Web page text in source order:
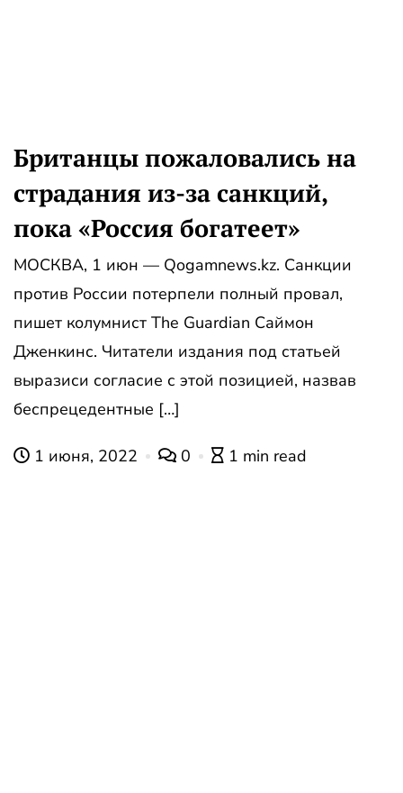
Британцы пожаловались на
страдания из-за санкций,
пока «Россия богатеет»
МОСКВА, 1 июн — Qogamnews.kz. Санкции
против России потерпели полный провал,
пишет колумнист The Guardian Саймон
Дженкинс. Читатели издания под статьей
выразиси согласие с этой позицией, назвав
беспрецедентные […]
1 июня, 2022 0 1 min read